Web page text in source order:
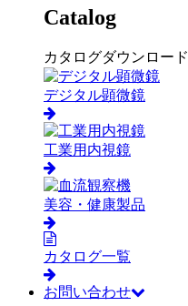
Catalog
カタログダウンロード
デジタル顕微鏡
工業用内視鏡
美容・健康製品
カタログ一覧
お問い合わせ